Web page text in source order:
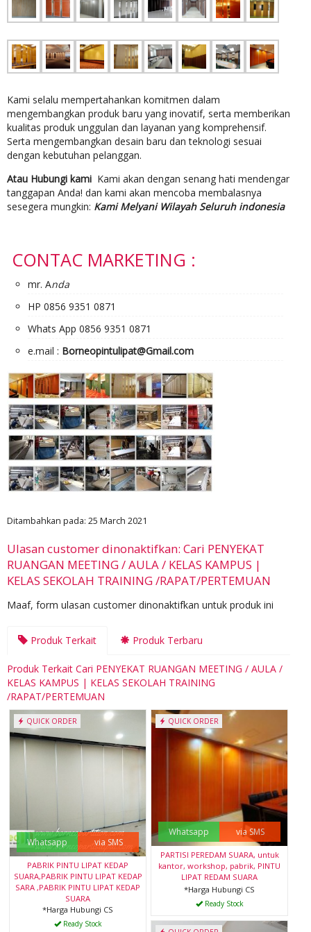
Kami selalu mempertahankan komitmen dalam
mengembangkan produk baru yang inovatif, serta memberikan
kualitas produk unggulan dan layanan yang komprehensif.
Serta mengembangkan desain baru dan teknologi sesuai
dengan kebutuhan pelanggan.
Atau Hubungi kami Kami akan dengan senang hati mendengar
tanggapan Anda! dan kami akan mencoba membalasnya
sesegera mungkin: Kami Melyani Wilayah Seluruh indonesia
CONTAC MARKETING :
mr. Anda
HP 0856 9351 0871
Whats App 0856 9351 0871
e.mail : Borneopintulipat@Gmail.com
Ditambahkan pada: 25 March 2021
Ulasan customer dinonaktifkan: Cari PENYEKAT
RUANGAN MEETING / AULA / KELAS KAMPUS |
KELAS SEKOLAH TRAINING /RAPAT/PERTEMUAN
Maaf, form ulasan customer dinonaktifkan untuk produk ini
Produk Terkait Produk Terbaru
Produk Terkait Cari PENYEKAT RUANGAN MEETING / AULA /
KELAS KAMPUS | KELAS SEKOLAH TRAINING
/RAPAT/PERTEMUAN
QUICK ORDER
Whatsapp via SMS
PABRIK PINTU LIPAT KEDAP
SUARA,PABRIK PINTU LIPAT KEDAP
SARA ,PABRIK PINTU LIPAT KEDAP
SUARA
*Harga Hubungi CS
Ready Stock
QUICK ORDER
Whatsapp via SMS
PARTISI PEREDAM SUARA, untuk
kantor, workshop, pabrik, PINTU
LIPAT REDAM SUARA
*Harga Hubungi CS
Ready Stock